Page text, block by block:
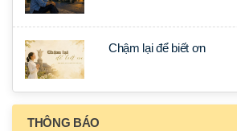
Chậm lại để biết ơn
THÔNG BÁO